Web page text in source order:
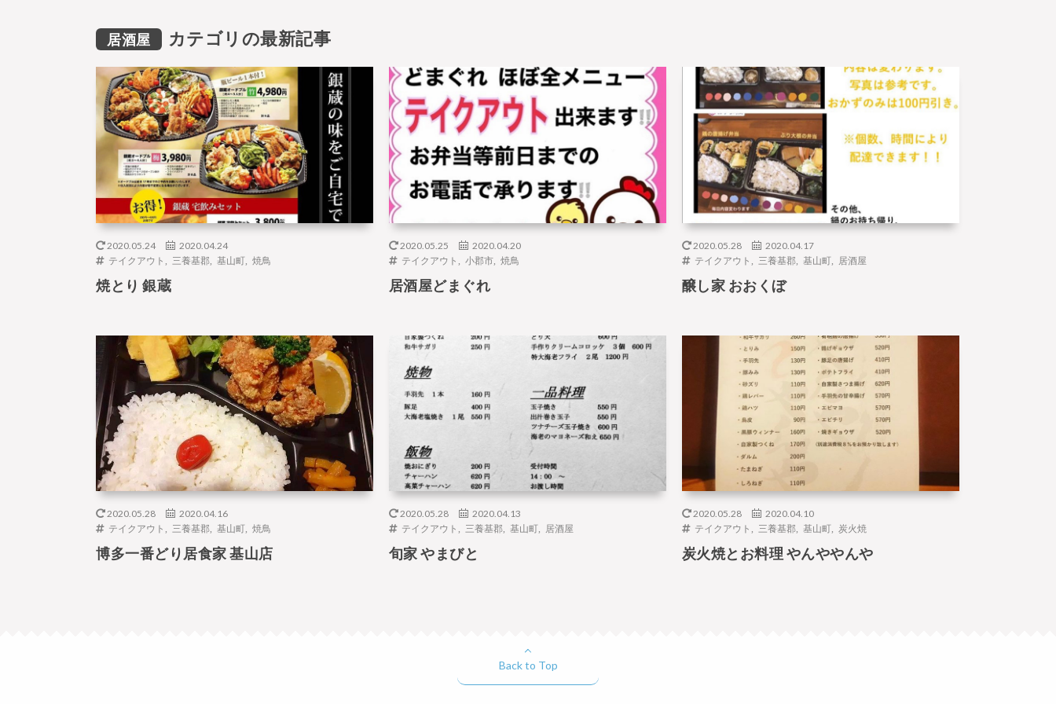
居酒屋 カテゴリの最新記事
2020.05.24 2020.04.24
テイクアウト 三養基郡 基山町 焼鳥
焼とり 銀蔵
2020.05.25 2020.04.20
テイクアウト 小郡市, 焼鳥
居酒屋どまぐれ
2020.05.28 2020.04.17
テイクアウト 三養基郡, 基山町, 居酒屋
醸し家 おおくぼ
2020.05.28 2020.04.16
テイクアウト 三養基郡 基山町 焼鳥
博多一番どり居食家 基山店
2020.05.28 2020.04.13
テイクアウト 三養基郡, 基山町, 居酒屋
旬家 やまびと
2020.05.28 2020.04.10
テイクアウト 三養基郡, 基山町, 炭火焼
炭火焼とお料理 やんややんや
Back to Top